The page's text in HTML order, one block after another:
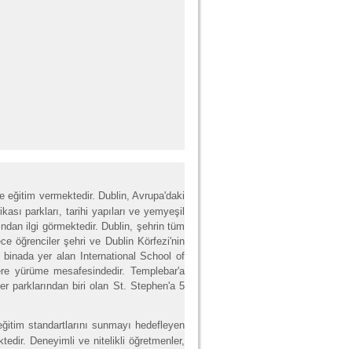
eğitim vermektedir. Dublin, Avrupa'daki
parkları, tarihi yapıları ve yemyeşil
ilgi görmektedir. Dublin, şehrin tüm
öğrenciler şehri ve Dublin Körfezi'nin
binada yer alan International School of
yürüme mesafesindedir. Templebar'a
parklarından biri olan St. Stephen'a 5
standartlarını sunmayı hedefleyen
Deneyimli ve nitelikli öğretmenler,